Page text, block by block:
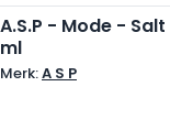
Haarstyling
Haarkleuringen
Tanning
Ogen
Lippen
Nagel
Baardproducten
Scheren
Knippen
Kleuren
A.S.P - Mode -
ml
Merk:A S P